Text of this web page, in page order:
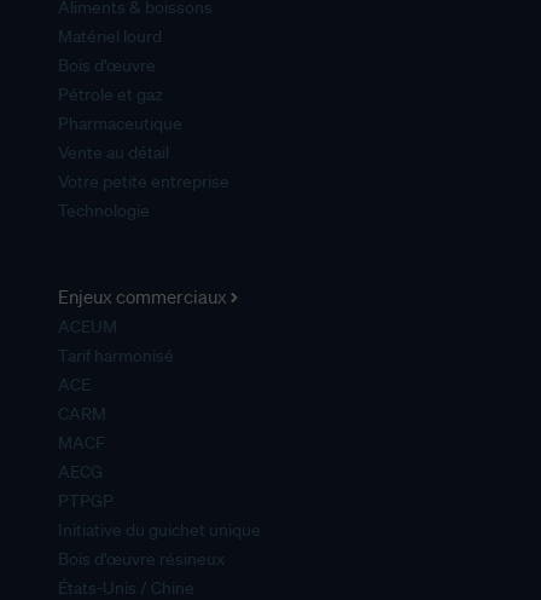
Aliments & boissons
Matériel lourd
Bois d’œuvre
Pétrole et gaz
Pharmaceutique
Vente au détail
Votre petite entreprise
Technologie
Enjeux commerciaux
ACEUM
Tarif harmonisé
ACE
CARM
MACF
AECG
PTPGP
Initiative du guichet unique
Bois d'œuvre résineux
États-Unis / Chine